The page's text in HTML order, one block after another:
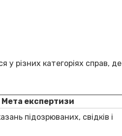
у різних категоріях справ, де
Мета експертизи
підозрюваних, свідків і